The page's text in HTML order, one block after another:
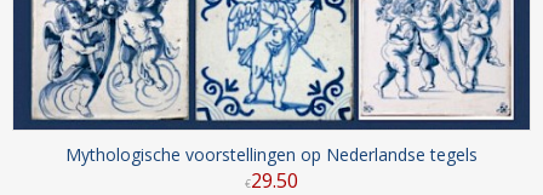
Mythologische voorstellingen op Nederlandse tegels
€29.50